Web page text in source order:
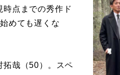
時点までの秀作ド
めても遅くな
哉（50）。スペ